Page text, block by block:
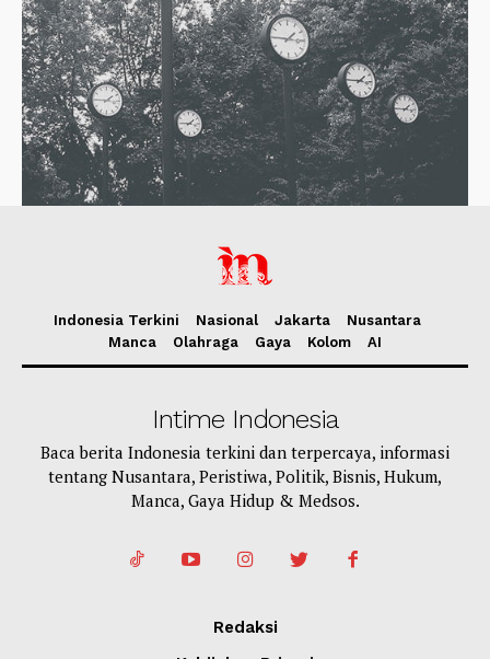
Indonesia Terkini Nasional Jakarta
Nusantara
Manca
Olahraga Gaya Kolom AI
Intime Indonesia
Baca berita Indonesia terkini dan terpercaya, informasi
tentang Nusantara, Peristiwa, Politik, Bisnis, Hukum,
Manca, Gaya Hidup & Medsos.
Redaksi